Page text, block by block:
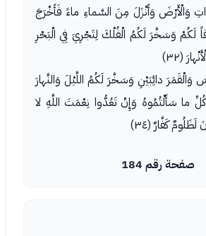
وَالْأَرْضَ وَأَنْزَلَ مِنَ السَّماءِ ماءً فَأَخْرَجَ
لَكُمْ وَسَخَّرَ لَكُمُ الْفُلْكَ لِتَجْرِيَ فِي الْبَحْرِ
(٣٢)
دائِبَيْنِ وَسَخَّرَ لَكُمُ اللَّيْلَ وَالنَّهارَ
كُلِّ ما سَأَلْتُمُوهُ وَإِنْ تَعُدُّوا نِعْمَتَ اللَّهِ لا
كَفَّارٌ (٣٤)
صفحة رقم 184